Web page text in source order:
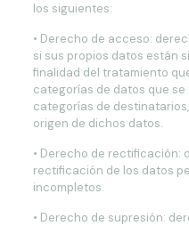
los siguientes:
• Derecho de acceso:
si sus propios datos están
finalidad del tratamiento
categorías de datos que
categorías de
origen de dichos datos.
• Derecho de rectificación:
rectificación de los datos
incompletos.
• Derecho de supresión: